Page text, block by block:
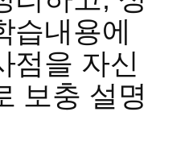
습내용에
점을 자신
보충 설명